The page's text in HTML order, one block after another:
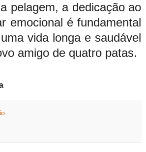
pelagem, a dedicação ao
emocional é fundamental
vida longa e saudável
amigo de quatro patas.